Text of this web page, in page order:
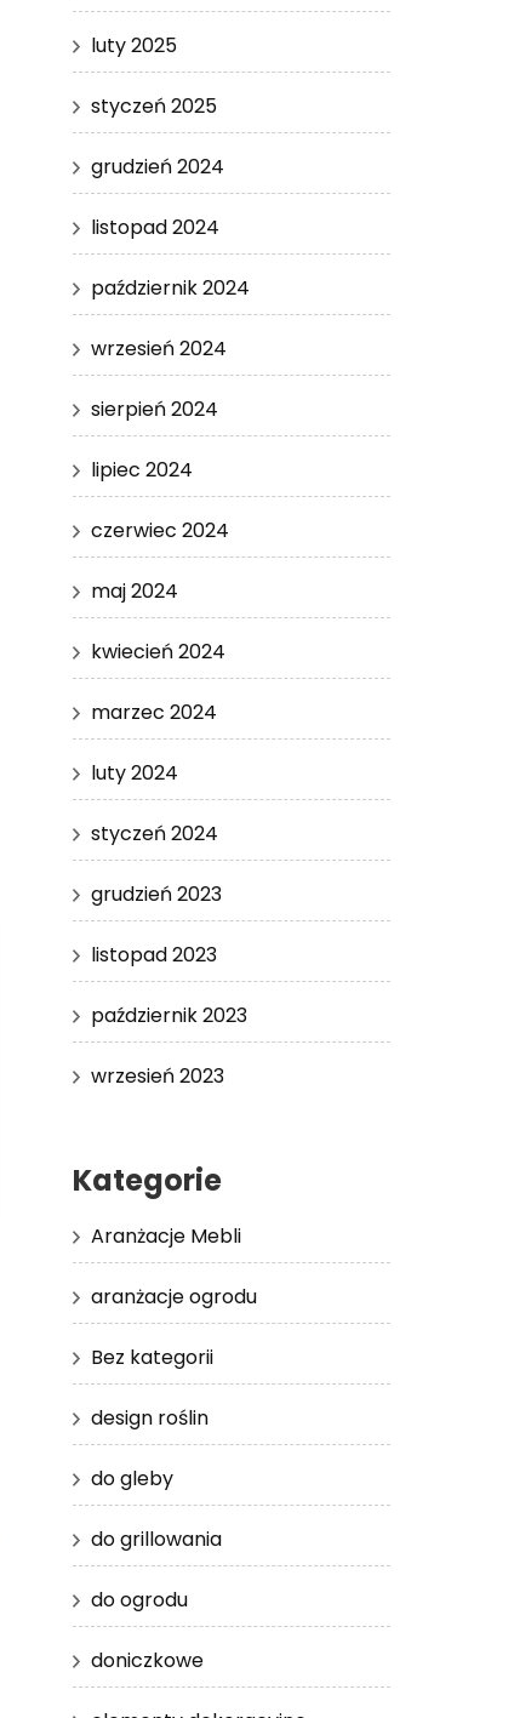
luty 2025
styczeń 2025
grudzień 2024
listopad 2024
październik 2024
wrzesień 2024
sierpień 2024
lipiec 2024
czerwiec 2024
maj 2024
kwiecień 2024
marzec 2024
luty 2024
styczeń 2024
grudzień 2023
listopad 2023
październik 2023
wrzesień 2023
Kategorie
Aranżacje Mebli
aranżacje ogrodu
Bez kategorii
design roślin
do gleby
do grillowania
do ogrodu
doniczkowe